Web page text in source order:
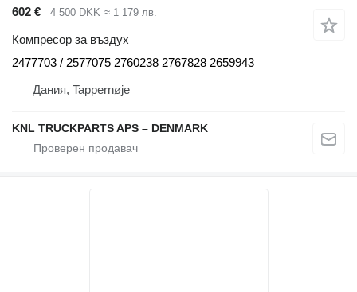
602 € 4 500 DKK ≈ 1 179 лв.
Компресор за въздух
2477703 / 2577075 2760238 2767828 2659943
Дания, Tappernøje
KNL TRUCKPARTS APS – DENMARK